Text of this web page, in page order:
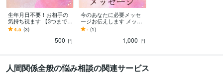
生年月日不要！お相手の
気持ち視ます 【3つまで鑑
定ok】24時間以内回答！
前向きになるよう伝える
4.5 (3)
500 円
今のあなたに必要メッセ
ージお伝えします メッセ
ージあるなら欲しい⭐️スッ
キリしたい、励まされた
- (1)
1,000 円
人間関係全般の悩み相談の関連サービス